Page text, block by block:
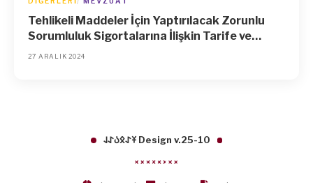
Tehlikeli Maddeler İçin Yaptırılacak Zorunlu
Sorumluluk Sigortalarına İlişkin Tarife ve
Talimatta Değişiklik Yapılmasına Dair Tarife ve
27 ARALIK 2024
𐱁𐰀𐰋𐰉𐰀𐰞 Design v.25-10